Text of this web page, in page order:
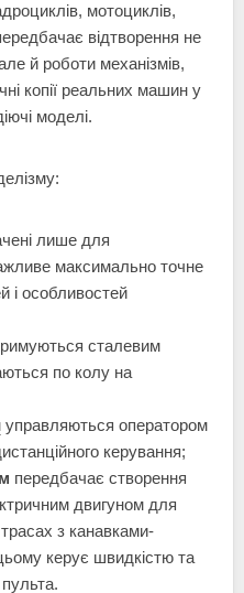
мотоциклів,
відтворення не
й роботи механізмів,
копії реальних машин у
моделі.
лише для
максимально точне
і особливостей
сталевим
по колу на
управляються оператором
керування;
передбачає створення
двигуном для
з канавками-
керує швидкістю та